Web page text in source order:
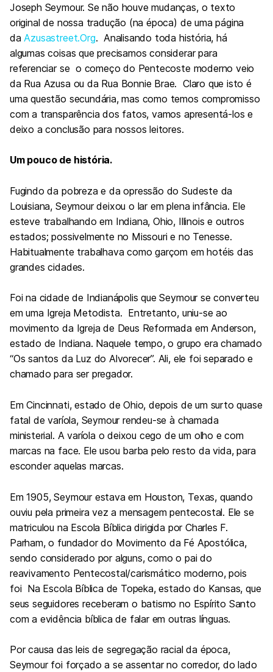
Joseph Seymour. Se não houve mudanças, o texto
original de nossa tradução (na época) de uma página
da Azusastreet.Org. Analisando toda história, há
algumas coisas que precisamos considerar para
referenciar se o começo do Pentecoste moderno veio
da Rua Azusa ou da Rua Bonnie Brae. Claro que isto é
uma questão secundária, mas como temos compromisso
com a transparência dos fatos, vamos apresentá-los e
deixo a conclusão para nossos leitores.
Um pouco de história.
Fugindo da pobreza e da opressão do Sudeste da
Louisiana, Seymour deixou o lar em plena infância. Ele
esteve trabalhando em Indiana, Ohio, Illinois e outros
estados; possivelmente no Missouri e no Tenesse.
Habitualmente trabalhava como garçom em hotéis das
grandes cidades.
Foi na cidade de Indianápolis que Seymour se converteu
em uma Igreja Metodista. Entretanto, uniu-se ao
movimento da Igreja de Deus Reformada em Anderson,
estado de Indiana. Naquele tempo, o grupo era chamado
“Os santos da Luz do Alvorecer”. Ali, ele foi separado e
chamado para ser pregador.
Em Cincinnati, estado de Ohio, depois de um surto quase
fatal de varíola, Seymour rendeu-se à chamada
ministerial. A varíola o deixou cego de um olho e com
marcas na face. Ele usou barba pelo resto da vida, para
esconder aquelas marcas.
Em 1905, Seymour estava em Houston, Texas, quando
ouviu pela primeira vez a mensagem pentecostal. Ele se
matriculou na Escola Bíblica dirigida por Charles F.
Parham, o fundador do Movimento da Fé Apostólica,
sendo considerado por alguns, como o pai do
reavivamento Pentecostal/carismático moderno, pois
foi Na Escola Bíblica de Topeka, estado do Kansas, que
seus seguidores receberam o batismo no Espírito Santo
com a evidência bíblica de falar em outras línguas.
Por causa das leis de segregação racial da época,
Seymour foi forçado a se assentar no corredor, do lado